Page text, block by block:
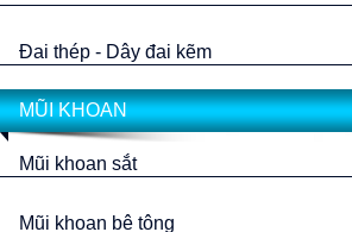
Đai thép - Dây đai kẽm
MŨI KHOAN
Mũi khoan sắt
Mũi khoan bê tông